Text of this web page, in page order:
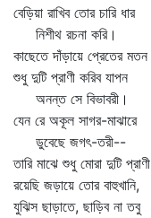
বেড়িয়া রাখিব তোর চারি ধার
নিশীথ রচনা করি।
কাছেতে দাঁড়ায়ে প্রেতের মতন
শুধু দুটি প্রাণী করিব যাপন
অনন্ত সে বিভাবরী।
যেন রে অকূল সাগর-মাঝারে
ডুবেছে জগৎ-তরী--
তারি মাঝে শুধু মোরা দুটি প্রাণী
রয়েছি জড়ায়ে তোর বাহুখানি,
যুঝিস ছাড়াতে, ছাড়িব না তবু